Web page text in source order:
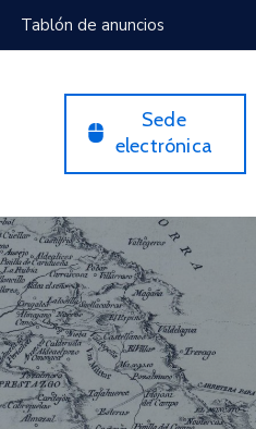
Tablón de anuncios
Sede
electrónica